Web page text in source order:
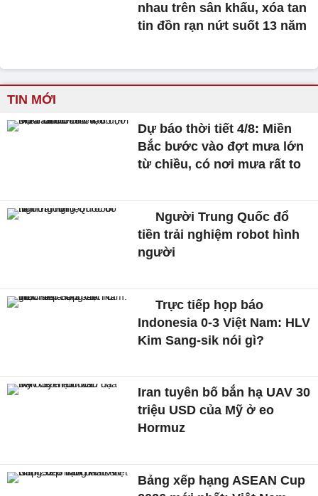
nhau trên sân khấu, xóa tan
tin đồn rạn nứt suốt 13 năm
TIN MỚI
Dự báo thời tiết 4/8: Miền
Bắc bước vào đợt mưa lớn
từ chiều, có nơi mưa rất to
Người Trung Quốc đổ
tiền trải nghiệm robot hình
người
Trực tiếp họp báo
Indonesia 0-3 Việt Nam: HLV
Kim Sang-sik nói gì?
Iran tuyên bố bắn hạ UAV 30
triệu USD của Mỹ ở eo
Hormuz
Bảng xếp hạng ASEAN Cup